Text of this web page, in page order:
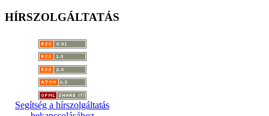
HÍRSZOLGÁLTATÁS
Segítség a hírszolgáltatás